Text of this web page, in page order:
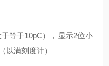
等于10pC），显示2位小
以满刻度计）